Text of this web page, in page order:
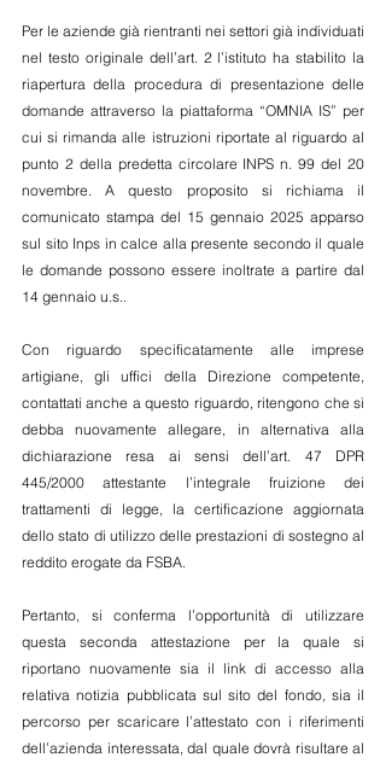
Per le aziende già rientranti nei settori già individuati
nel testo originale dell’art. 2 l’istituto ha stabilito la
riapertura della procedura di presentazione delle
domande attraverso la piattaforma “OMNIA IS” per
cui si rimanda alle istruzioni riportate al riguardo al
punto 2 della predetta circolare INPS n. 99 del 20
novembre. A questo proposito si richiama il
comunicato stampa del 15 gennaio 2025 apparso
sul sito Inps in calce alla presente secondo il quale
le domande possono essere inoltrate a partire dal
14 gennaio u.s..
Con riguardo specificatamente alle imprese
artigiane, gli uffici della Direzione competente,
contattati anche a questo riguardo, ritengono che si
debba nuovamente allegare, in alternativa alla
dichiarazione resa ai sensi dell’art. 47 DPR
445/2000 attestante l’integrale fruizione dei
trattamenti di legge, la certificazione aggiornata
dello stato di utilizzo delle prestazioni di sostegno al
reddito erogate da FSBA.
Pertanto, si conferma l’opportunità di utilizzare
questa seconda attestazione per la quale si
riportano nuovamente sia il link di accesso alla
relativa notizia pubblicata sul sito del fondo, sia il
percorso per scaricare l’attestato con i riferimenti
dell’azienda interessata, dal quale dovrà risultare al